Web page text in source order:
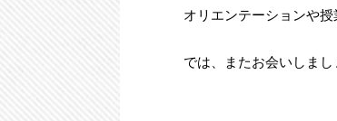
オリエンテーションや
では、またお会いしまし